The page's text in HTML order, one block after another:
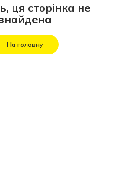
ця сторінка не
На головну